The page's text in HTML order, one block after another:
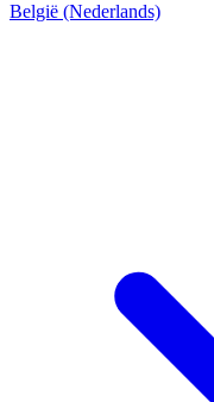
België (Nederlands)